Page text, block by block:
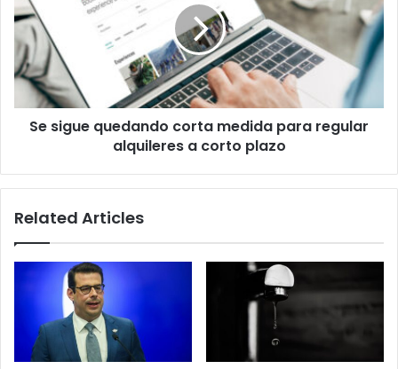
corta
medida
para
regular
alquileres
a
cortoSe sigue quedando corta medida para regular
alquileres a corto plazo
Related Articles